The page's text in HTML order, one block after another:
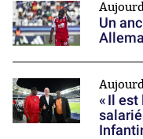
Un
« Il est